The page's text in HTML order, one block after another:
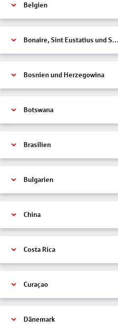
Belgien
Bonaire, Sint Eustatius und Saba
Bosnien und Herzegowina
Botswana
Brasilien
Bulgarien
China
Costa Rica
Curaçao
Dänemark